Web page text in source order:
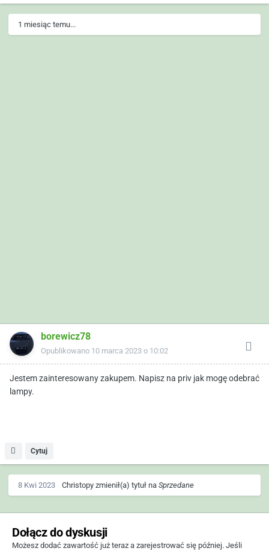
1 miesiąc temu...
borewicz78
Opublikowano 10 marca 2023 o 10:02
Jestem zainteresowany zakupem. Napisz na priv jak mogę odebrać
lampy.
Cytuj
8 Kwi 2023 Christopy zmienił(a) tytuł na Sprzedane
Dołącz do dyskusji
Możesz dodać zawartość już teraz a zarejestrować się później. Jeśli